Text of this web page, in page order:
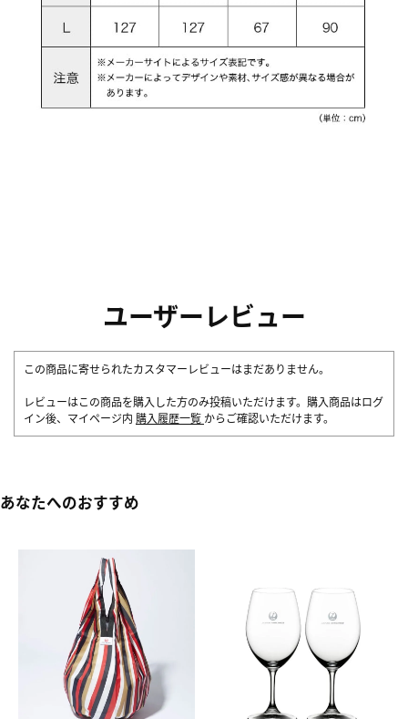
ユーザーレビュー
この商品に寄せられたカスタマーレビューはまだありません。
レビューはこの商品を購入した方のみ投稿いただけます。購入商品はログ
イン後、マイページ内 購入履歴一覧 からご確認いただけます。
あなたへのおすすめ